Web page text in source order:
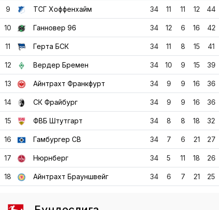
9 ТСГ Хоффенхайм 34 11 11 12 44
10 Ганновер 96 34 12 6 16 42
11 Герта БСК 34 11 8 15 41
12 Вердер Бремен 34 10 9 15 39
13 Айнтрахт Франкфурт 34 9 9 16 36
14 СК Фрайбург 34 9 9 16 36
15 ФВБ Штутгарт 34 8 8 18 32
16 Гамбургер СВ 34 7 6 21 27
17 Нюрнберг 34 5 11 18 26
18 Айнтрахт Брауншвейг 34 6 7 21 25